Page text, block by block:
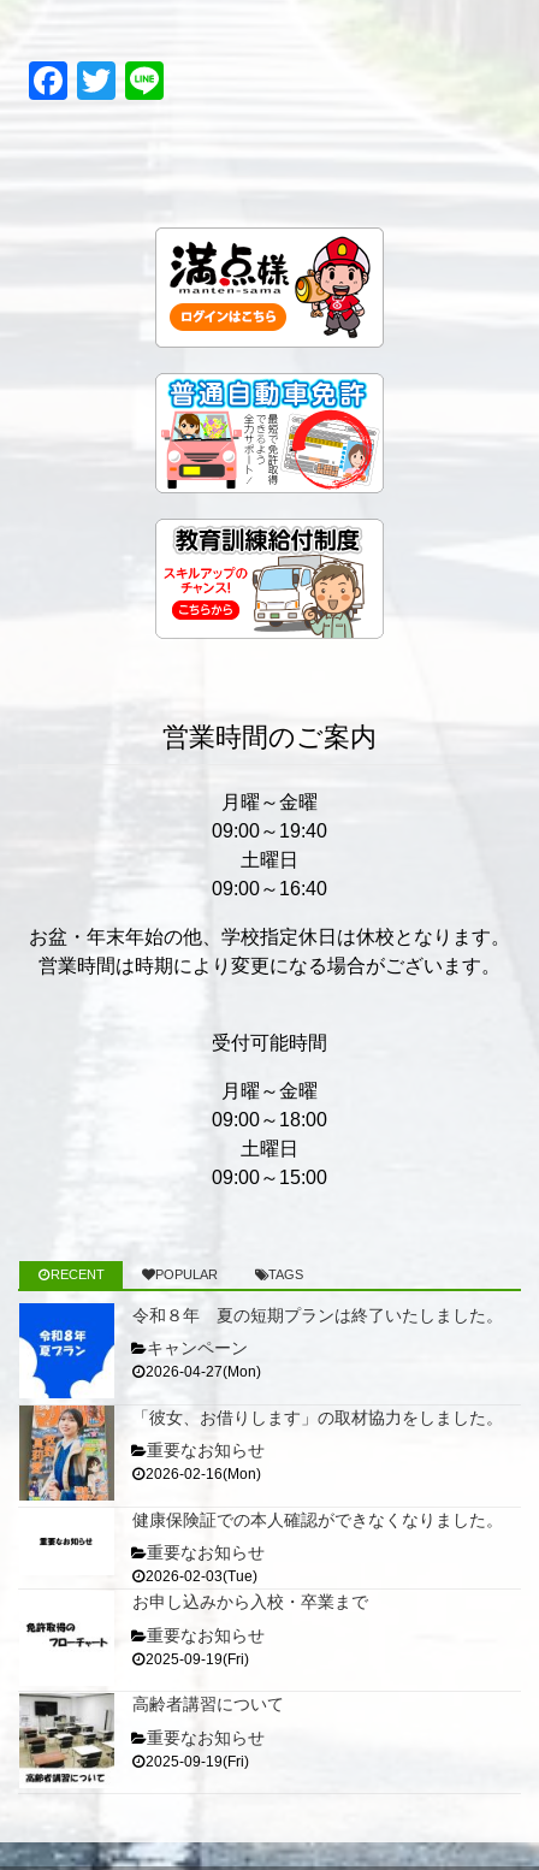
Facebook
Twitter
営業時間のご案内
月曜～金曜
09:00～19:40
土曜日
09:00～16:40
お盆・年末年始の他、学校指定休日は休校となります。
営業時間は時期により変更になる場合がございます。
受付可能時間
月曜～金曜
09:00～18:00
土曜日
09:00～15:00
RECENT POPULAR TAGS
令和８年 夏の短期プランは終了いたしました。
キャンペーン
2026-04-27(Mon)
「彼女、お借りします」の取材協力をしました。
重要なお知らせ
2026-02-16(Mon)
健康保険証での本人確認ができなくなりました。
重要なお知らせ
2026-02-03(Tue)
お申し込みから入校・卒業まで
重要なお知らせ
2025-09-19(Fri)
高齢者講習について
重要なお知らせ
2025-09-19(Fri)